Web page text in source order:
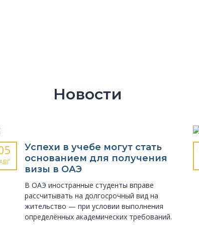
Новости
Успехи в учебе могут стать
основанием для получения
визы в ОАЭ
В ОАЭ иностранные студенты вправе
рассчитывать на долгосрочный вид на
жительство — при условии выполнения
определённых академических требований.